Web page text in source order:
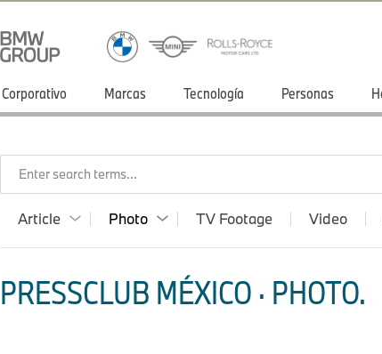
Corporativo Marcas Tecnología Personas
Enter search terms...
Article Photo TV Footage Video
PRESSCLUB MÉXICO · PHOTO.